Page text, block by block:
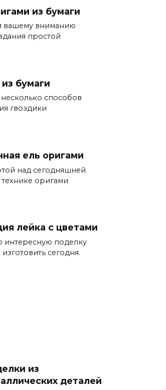
из бумаги
вашему вниманию
простой
бумаги
способов
гвоздики
ель оригами
над сегодняшней
оригами
лейка с цветами
интересную поделку
сегодня.
из
деталей